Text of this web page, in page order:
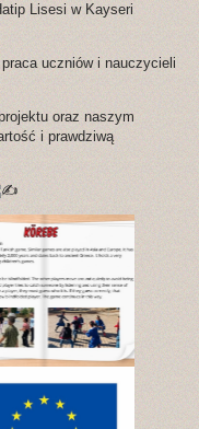
Lisesi w Kayseri
uczniów i nauczycieli
oraz naszym
i prawdziwą